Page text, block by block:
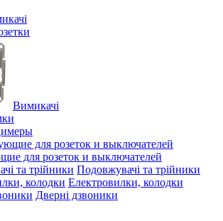
Вимикачі
для розеток и выключателей
Подовжувачі та трійники
Електровилки, колодки
Дверні дзвоники